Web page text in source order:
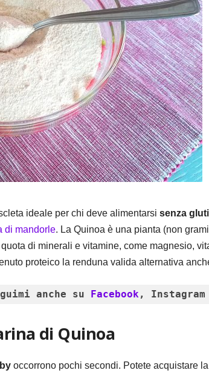
ideale per chi deve alimentarsi senza
di mandorle. La Quinoa è una pianta (non
di minerali e vitamine, come magnesio,
proteico la renduna valida alternativa
anche su Facebook, Instagram
di Quinoa
occorrono pochi secondi. Potete acquistare